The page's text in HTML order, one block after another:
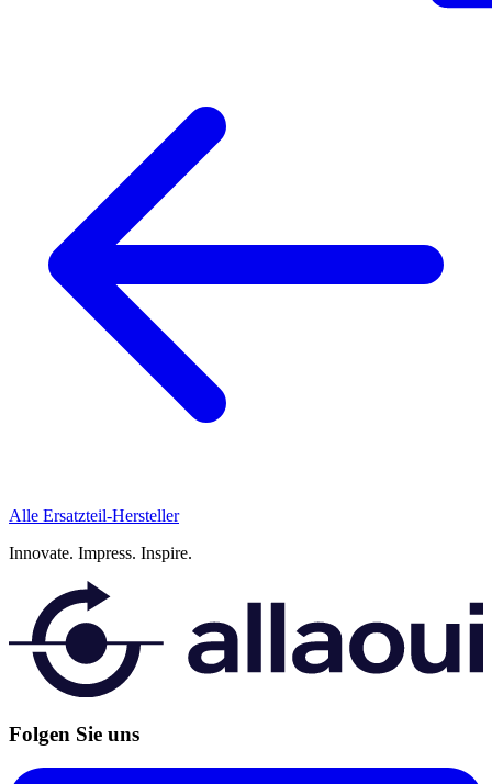
Alle Ersatzteil-Hersteller
Innovate. Impress. Inspire.
Folgen Sie uns